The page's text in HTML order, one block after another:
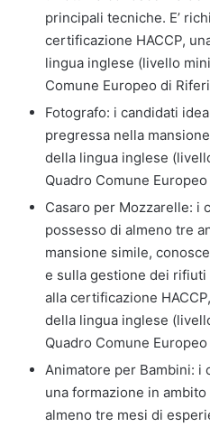
principali tecniche. E’
certificazione HACCP,
lingua inglese (livello
Comune Europeo di
Fotografo: i candidati
pregressa nella
della lingua inglese
Quadro Comune
Casaro per Mozzarelle: i
possesso di almeno tre
mansione simile,
e sulla gestione dei rifiuti
alla certificazione
della lingua inglese
Quadro Comune
Animatore per Bambini: i
una formazione in
almeno tre mesi di